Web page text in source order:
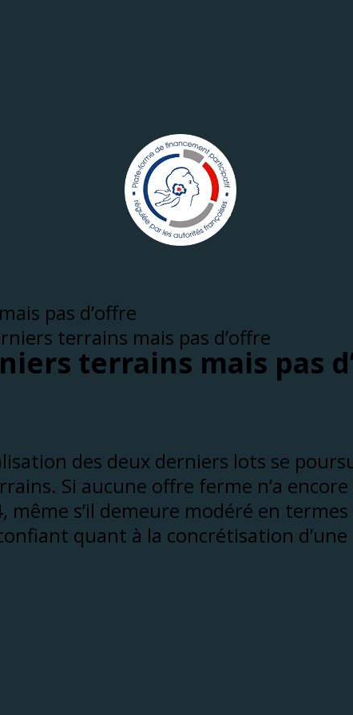
terrains mais pas d’offre
terrains mais pas
des deux derniers lots se
Si aucune offre ferme n’a
s’il demeure modéré en
quant à la concrétisation